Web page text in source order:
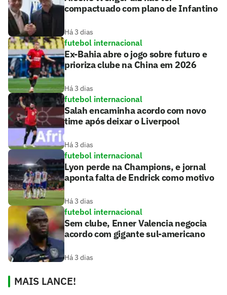
compactuado com plano de Infantino
Há 3 dias
futebol internacional
Ex-Bahia abre o jogo sobre futuro e
prioriza clube na China em 2026
Há 3 dias
futebol internacional
Salah encaminha acordo com novo
time após deixar o Liverpool
Há 3 dias
futebol internacional
Lyon perde na Champions, e jornal
aponta falta de Endrick como motivo
Há 3 dias
futebol internacional
Sem clube, Enner Valencia negocia
acordo com gigante sul-americano
Há 3 dias
MAIS LANCE!